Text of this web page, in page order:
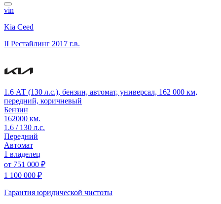
vin
Kia Ceed
II Рестайлинг 2017 г.в.
1.6 АТ (130 л.с.), бензин, автомат, универсал, 162 000 км,
передний, коричневый
Бензин
162000 км.
1.6 / 130 л.с.
Передний
Автомат
1 владелец
от 751 000 ₽
1 100 000 ₽
Гарантия юридической чистоты